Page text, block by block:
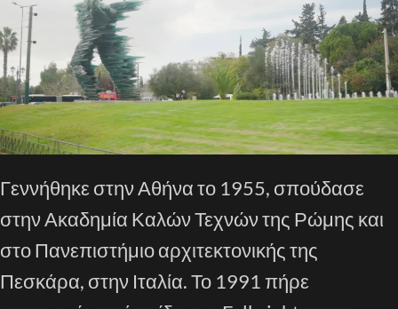
Γεννήθηκε στην Αθήνα το 1955, σπούδασε
στην Ακαδημία Καλών Τεχνών της Ρώμης και
στο Πανεπιστήμιο αρχιτεκτονικής της
Πεσκάρα, στην Ιταλία. Το 1991 πήρε